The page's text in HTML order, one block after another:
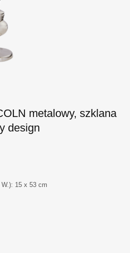
metalowy, szklana
design
15 x 53 cm
metalowy, szklana osłonka,